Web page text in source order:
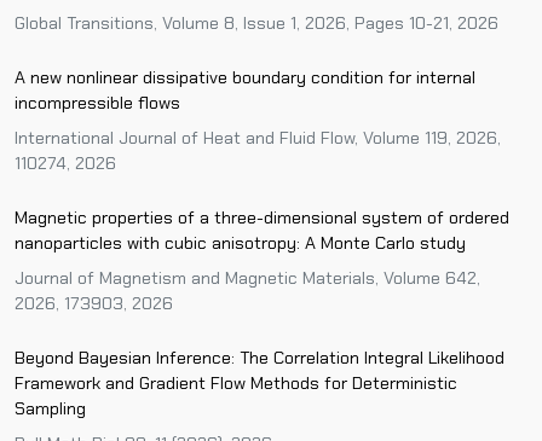
Global Transitions, Volume 8, Issue 1, 2026, Pages 10-21, 2026
A new nonlinear dissipative boundary condition for internal
incompressible flows
International Journal of Heat and Fluid Flow, Volume 119, 2026,
110274, 2026
Magnetic properties of a three-dimensional system of ordered
nanoparticles with cubic anisotropy: A Monte Carlo study
Journal of Magnetism and Magnetic Materials, Volume 642,
2026, 173903, 2026
Beyond Bayesian Inference: The Correlation Integral Likelihood
Framework and Gradient Flow Methods for Deterministic
Sampling